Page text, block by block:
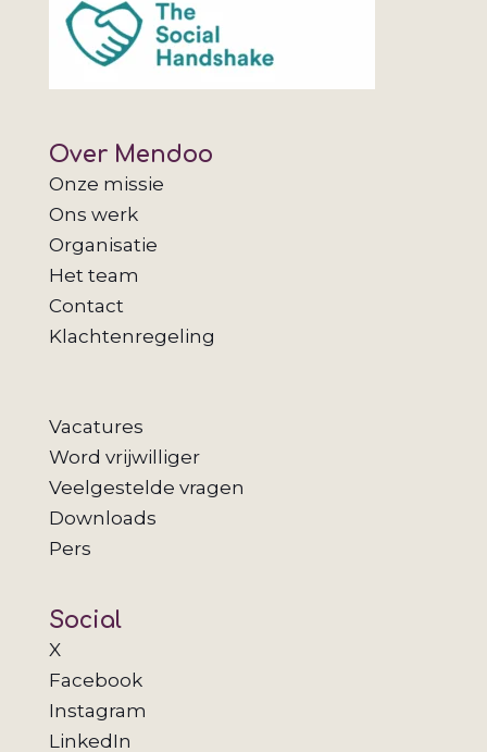
Over Mendoo
Onze missie
Ons werk
Organisatie
Het team
Contact
Klachtenregeling
Vacatures
Word vrijwilliger
Veelgestelde vragen
Downloads
Pers
Social
X
Facebook
Instagram
LinkedIn